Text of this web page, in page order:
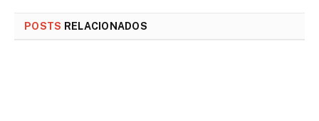
POSTS RELACIONADOS